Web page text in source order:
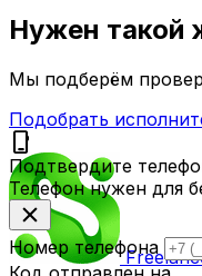
Нужен такой
Мы подберём
Подобрать
phone_iphone
Подтвердите
Телефон нужен для
close
Номер телефона